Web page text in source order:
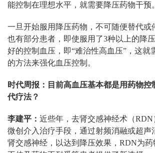
能控制在理想水平，就需要降压药物干预。
一旦开始服用降压药物，不可随便替代或
也有部分患者，即使服用了3种以上的降
好的控制血压，即“难治性高血压”，这就
的方法来强化血压控制。
时代周报：目前高血压基本都是用药物控
代疗法？
李建平： 近些年，去肾交感神经术（
微创介入治疗手段，通过射频消融或超声
肾交感神经，以达到降压效果，RDN为药